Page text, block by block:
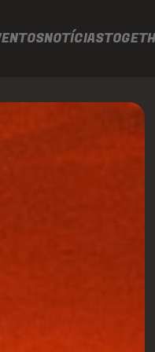
NOTÍCIAS